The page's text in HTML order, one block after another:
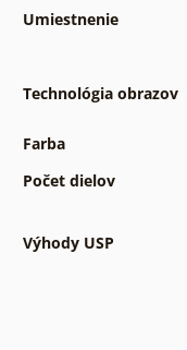
Umiestnenie
Technológia obrazov
Farba
Počet dielov
Výhody USP